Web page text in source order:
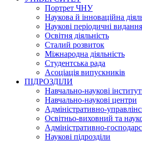
Портрет ЧНУ
Наукова й інноваційна
Наукові періодичні видання
Освітня діяльність
Сталий розвиток
Міжнародна діяльність
Студентська рада
Асоціація випускників
ПІДРОЗДІЛИ
Навчально-наукові
Навчально-наукові центри
Адміністративно-
Освітньо-виховний та
Адміністративно-
Наукові підрозділи